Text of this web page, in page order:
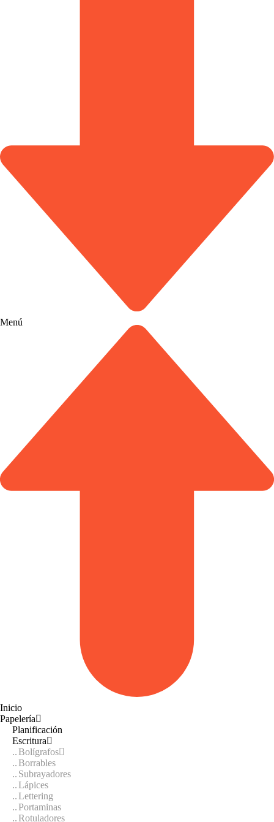
Inicio
Papelería
Planificación
Escritura
Bolígrafos
Borrables
Subrayadores
Lápices
Lettering
Portaminas
Rotuladores